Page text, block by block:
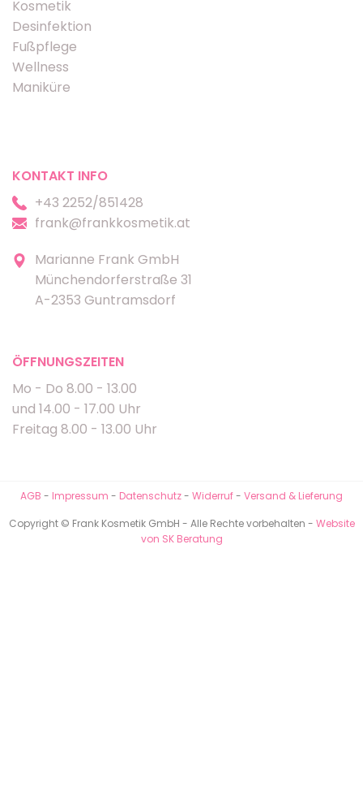
Kosmetik
Desinfektion
Fußpflege
Wellness
Maniküre
KONTAKT INFO
+43 2252/851428
frank@frankkosmetik.at
Marianne Frank GmbH
Münchendorferstraße 31
A-2353 Guntramsdorf
ÖFFNUNGSZEITEN
Mo - Do 8.00 - 13.00
und 14.00 - 17.00 Uhr
Freitag 8.00 - 13.00 Uhr
AGB - Impressum - Datenschutz- Widerruf- Versand & Lieferung
Copyright © Frank Kosmetik GmbH - Alle Rechte vorbehalten - Website
von SK Beratung